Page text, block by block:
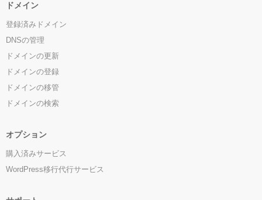
ドメイン
登録済みドメイン
DNSの管理
ドメインの更新
ドメインの登録
ドメインの移管
ドメインの検索
オプション
購入済みサービス
WordPress移行代行サービス